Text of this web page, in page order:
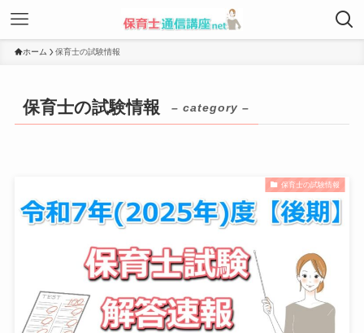
ホーム 保育士の試験情報
保育士の試験情報 – category –
保育士の試験情報